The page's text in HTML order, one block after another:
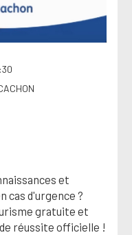
et
cas d'urgence ?
gratuite et
réussite officielle !